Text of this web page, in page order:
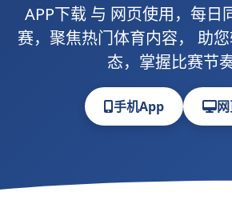
APP下载与 网页使用，每日
赛，聚焦热门体育内容， 助
态，掌握比赛节奏
手机App